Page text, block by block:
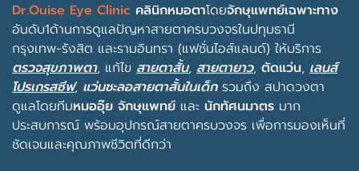
Dr.Ouise Eye Clinic คลินิกหมอตาโดยจักษุแพทย์เฉพาะทาง
อันดับ1ด้านการดูแลปัญหาสายตาครบวงจรในปทุมธานี
กรุงเทพ-รังสิต และรามอินทรา (แฟชั่นไอส์แลนด์) ให้บริการ
ตรวจสุขภาพตา, แก้ไข สายตาสั้น, สายตายาว, ตัดแว่น, เลนส์
โปรเกรสซีฟ, แว่นชะลอสายตาสั้นในเด็ก รวมถึง สปาดวงตา
ดูแลโดยทีมหมออุ๊ย จักษุแพทย์ และ นักทัศนมาตร มาก
ประสบการณ์ พร้อมอุปกรณ์สายตาครบวงจร เพื่อการมองเห็นที่
ชัดเจนและคุณภาพชีวิตที่ดีกว่า